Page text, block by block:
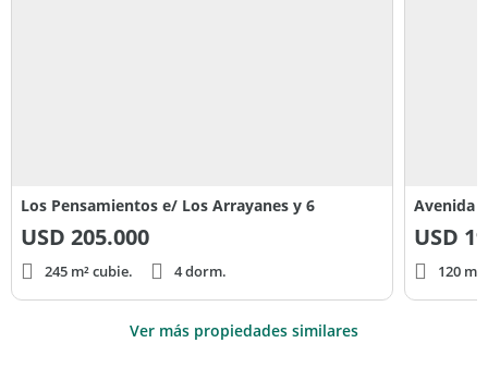
Los Pensamientos e/ Los Arrayanes y 6
USD 205.000
245 m² cubie. 4 dorm.
Avenida
USD
120
Ver más propiedades similares